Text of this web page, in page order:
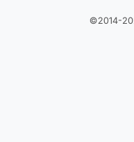
©2014-